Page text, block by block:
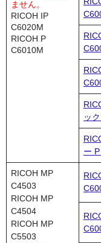
ません。
RICOH IP
C6020M
RICOH P
C6010M
ッ
ー
RICOH MP
C4503
RICOH MP
C4504
RICOH MP
C5503